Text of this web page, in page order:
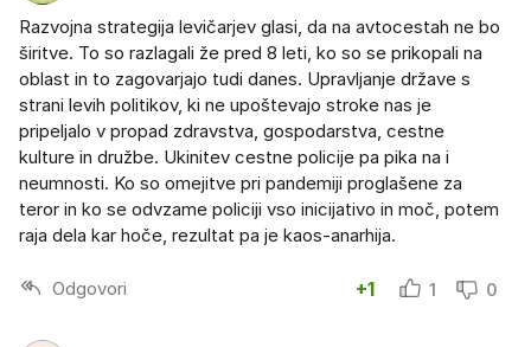
Razvojna strategija levičarjev glasi, da na avtocestah ne bo
širitve. To so razlagali že pred 8 leti, ko so se prikopali na
oblast in to zagovarjajo tudi danes. Upravljanje države s
strani levih politikov, ki ne upoštevajo stroke nas je
pripeljalo v propad zdravstva, gospodarstva, cestne
kulture in družbe. Ukinitev cestne policije pa pika na i
neumnosti. Ko so omejitve pri pandemiji proglašene za
teror in ko se odvzame policiji vso inicijativo in moč, potem
raja dela kar hoče, rezultat pa je kaos-anarhija.
Odgovori +1 1 0